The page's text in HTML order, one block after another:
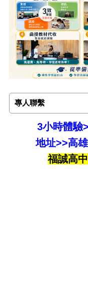
專人聯繫
3小時體驗
地址>>高
福誠高